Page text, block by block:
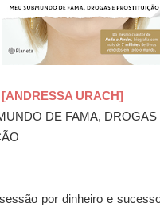
URACH]
DE FAMA,
por dinheiro e